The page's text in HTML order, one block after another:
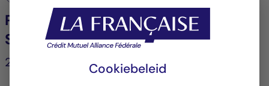
POLICY FOR THE INTEGRATION OF
SUSTAINABILITY RISKS
2022 Cookiebeleid